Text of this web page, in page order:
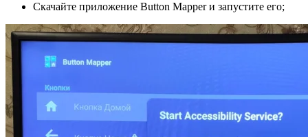
Скачайте приложение Button Mapper и запустите его;